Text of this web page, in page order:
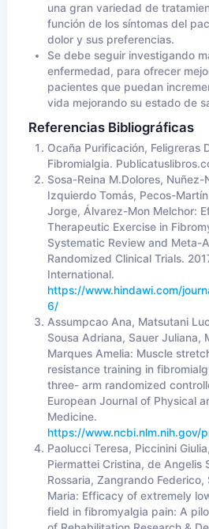
una gran variedad de
función de los síntomas del
dolor y sus preferencias.
Se debe seguir investigando
enfermedad, para ofrecer
pacientes que puedan
vida mejorando su estado de
Referencias Bibliográficas
Ocaña Purificación, Feligreras
Fibromialgia.
Sosa-Reina M.Dolores,
Izquierdo Tomás, Pecos-
Jorge, Álvarez-Mon Melchor:
Therapeutic Exercise in
Systematic Review and Meta-
Randomized Clinical Trials.
International.
https://www.hindawi.com/
6/
Assumpcao Ana, Matsutani
Sousa Adriana, Sauer Juliana,
Marques Amelia: Muscle
resistance training in
three- arm randomized
European Journal of Physical
Medicine.
https://www.ncbi.nlm.nih.gov/
Paolucci Teresa, Piccinini
Piermattei Cristina, de Angelis
Rossaria, Zangrando
Maria: Efficacy of extremely
field in fibromyalgia pain: A